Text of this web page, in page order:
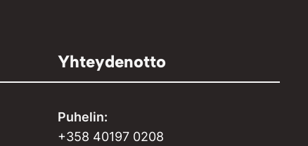
Yhteydenotto
Puhelin:
+358 40197 0208